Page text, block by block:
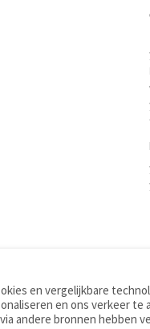
en vergelijkbare
en ons verkeer te
andere bronnen hebben